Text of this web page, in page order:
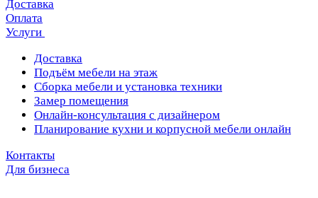
Доставка
Оплата
Услуги
Доставка
Подъём мебели на этаж
Сборка мебели и установка техники
Замер помещения
Онлайн-консультация с дизайнером
Планирование кухни и корпусной мебели онлайн
Контакты
Для бизнеса